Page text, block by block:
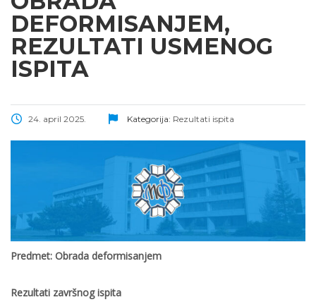
DEFORMISANJEM,
REZULTATI USMENOG
ISPITA
24. april 2025. Kategorija: Rezultati ispita
Predmet: Obrada deformisanjem
Rezultati završnog ispita